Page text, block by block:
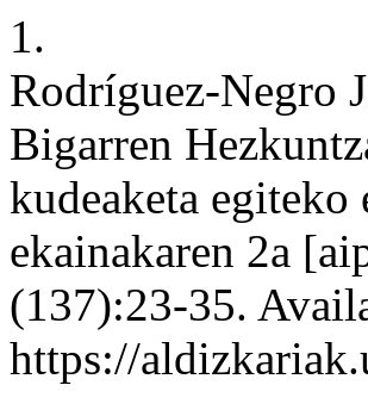
1.
Rodríguez-Negro
Bigarren
kudeaketa
ekainakaren 2a
(137):23-35.
https://